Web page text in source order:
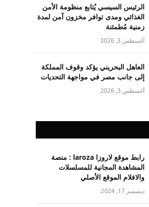
الرئيس السيسي يُتابع منظومة الأمن
الغذائي ومدى توافر مخزون آمن لمدة
زمنية مُطمئنة
أغسطس 3, 2026
العاهل البحريني يؤكد وقوف المملكة
إلى جانب مصر في مواجهة التحديات
أغسطس 3, 2026
رابط موقع لاروزا laroza : منصة
المشاهدة المجانية للمسلسلات
والافلام الموقع الأصلي
ديسمبر 17, 2024